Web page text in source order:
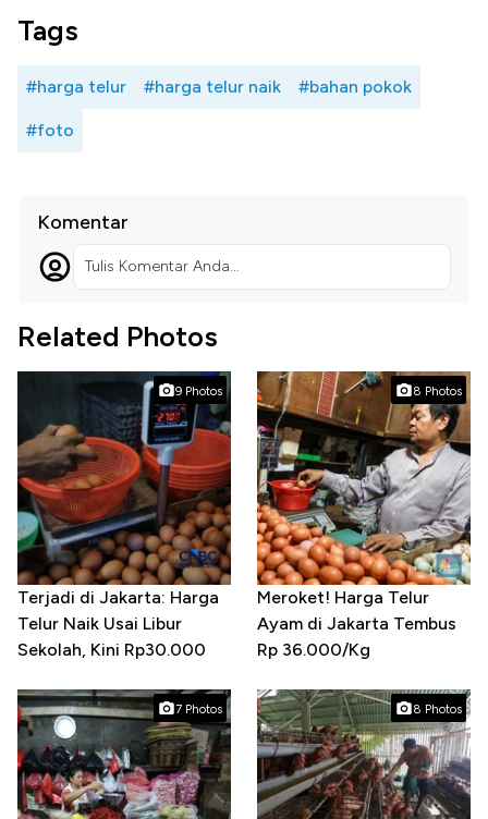
Tags
#harga telur #harga telur naik #bahan pokok
#foto
Komentar
Tulis Komentar Anda...
Related Photos
9 Photos
Terjadi di Jakarta: Harga
Telur Naik Usai Libur
Sekolah, Kini Rp30.000
8 Photos
Meroket! Harga Telur
Ayam di Jakarta Tembus
Rp 36.000/Kg
7 Photos 8 Photos